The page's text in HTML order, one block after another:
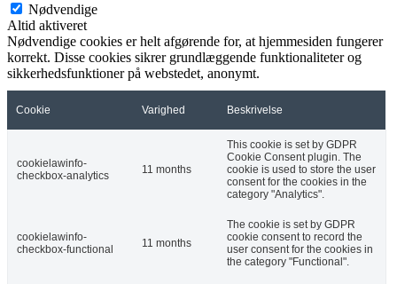
Nødvendige
Altid aktiveret
Nødvendige cookies er helt afgørende for, at hjemmesiden fungerer
korrekt. Disse cookies sikrer grundlæggende funktionaliteter og
sikkerhedsfunktioner på webstedet, anonymt.
Cookie Varighed Beskrivelse
cookielawinfo-
checkbox-analytics
11 months
This cookie is set by GDPR
Cookie Consent plugin. The
cookie is used to store the user
consent for the cookies in the
category "Analytics".
cookielawinfo-
checkbox-functional
11 months
The cookie is set by GDPR
cookie consent to record the
user consent for the cookies in
the category "Functional".